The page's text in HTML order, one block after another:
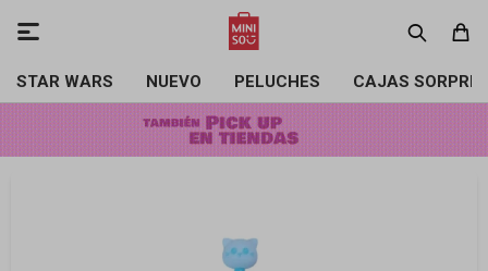
STAR WARS NUEVO PELUCHES CAJAS
